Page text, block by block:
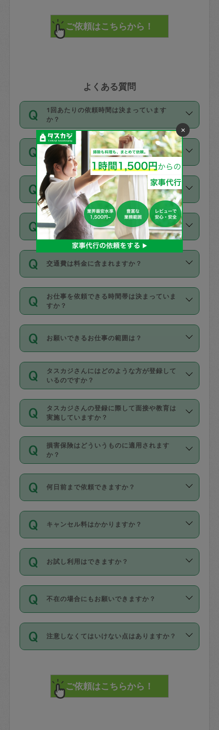
よくある質問
1回あたりの依頼時間は決まっています
か？
依頼1回につき3時間固定です。3時間を
超えて依頼したい場合は、延長機能をご
利用ください。機能をご利用いただくに
は、タスカジさんに事前に相談し、合意
の上事前申請することが必要です。な
お、3時間を下回っても、値引き等はござ
いません。
価格はどうやって決まっていますか？
11種類の価格帯の中からタスカジさん自
身が価格を選んで設定しています。
タスカジさんの価格設定には最初は制限
があり、レビュー件数、レビューの平均
値、などで除々に設定可能な最高額が上
がっていく仕組みになっています。
支払い方法を教えてください
お支払方法はクレジットカード（Visa／
Master／JCB／AMERICAN EXPRESS／
Diners Club）のみとなります。
カード情報のご登録は、依頼リクエスト
を行う際にご入力ください。プロフィー
ル登録時にはご入力いただかなくても大
丈夫です。
デビットカード・プリペイドカード（Vプ
リカ、au WALLETなど）は支払にはご利
銀行振込や現金払いも対応していませ
なお、タスカジさんの交通費も、依頼料
金のご請求と合わせてお支払いとなりま
動計算で表示されます。
同じタスカジさんに定期的にお願いする場
合はお得になる？
依頼には「スポット」と「定期（毎週｜
隔週）」があり、「定期」の依頼は「ス
ポット」よりお得な料金でご利用できま
す。
定期の最低利用回数は設けていない代わ
りに、一定数を超えたキャンセルは有償
（例：毎週定期の場合は３回以上のキャ
ンセルが有償（1200円、隔週定期の場合
は２回以上のキャンセルが有償（1200
交通費は料金に含まれますか？
交通費は依頼料金とは別途発生し、依頼
料金のご請求と合わせてお支払いとなり
ます。交通費の金額は「依頼の詳細」に
お仕事を依頼できる時間帯は決まっていま
すか？
時間帯は3種類あります。いずれも１回あ
たり３時間です。
・ＡＭ ９時～１２時
・ＰＭ １３時～１６時
・夜 １８時～２１時
開始時間を２時間前後変更することが可
能です。依頼送信後、個別にタスカジさ
んにメッセージを送り調整してくださ
い。ただし、２時間を越えての調整はで
時間も被らない場合、損害保険の対象外
お願いできるお仕事の範囲は？
掃除、整理収納、洗濯、買い物、料理、
作り置きです。タスカジさんによってで
きる仕事の範囲が異なりますので、依頼
する前にタスカジさんのプロフィールで
確認してください。
基本的に、高所での作業や危険作業、屋
外での作業は対象外です。
タスカジさんにはどのような方が登録して
いるのですか？
主婦として長年の家事経験をお持ちの
方、栄養士・調理師といった資格者で保
育園や学校の給食やレストランで料理関
係の専門職に従事されていた方、日本で
すでにハウスキーパーや英語の先生とし
てお仕事をしているフィリピン出身の
社員など様々なバックグラウンドの方が
登録しています。
日本語も話せる方など様々です。
ールに記載していますので、各自の得意
を依頼してください。
タスカジさんの登録に際して面接や教育は
実施していますか？
応募の際に、各自事務局との面接と説明
を行っています。その後、身分証明書の
写真提出をしていただいています。外国
確認しています。タスカジさんトレーニ
ング動画を使ったセルフトレーニングの
現場トライアルを受け、合格したタスカ
ジさんが活動されています。
※テストセンターの講評は１件目のレビュ
参考
【詳細】タスカジさんの登録に際
損害保険はどういうものに適用されます
か？
依頼者とタスカジさんとの間でタスカジ
を通して成立した作業時間内での作業に
適用されます。作業範囲は、掃除、洗
です。作業中に物を壊したり、人にけが
をさせたりした場合が対象で、補償金額
す。
写真を撮り、
詳細FAQ：
損害賠償保険について教えて
何日前まで依頼できますか？
ご依頼は、現在を起点に3日後（72時間
以降）の日時から受付可能となっていま
す。
タスカジさんへ「募集」をかけることが
可能です。
キャンセル料はかかりますか？
キャンセル料には、以下の2種類がありま
す。
1. 直前キャンセル（定期、スポット契約
共通）
72時間を超える※と、以下のキャンセル
料が発生します。
直前キャンセル料：
72時間前〜24時間前＝依頼料金の50%
お試し利用はできますか？
「お試し利用」というメニューはありま
せんが、「一回のみ」依頼を活用するこ
とによって、気に入ったタスカジさんを
まず、条件の合う気になるタスカジさ
みてください。
その後、一番気に入ったタスカジさんに
不在の場合にもお願いできますか？
不在の場合の作業はタスカジさんの同意
が必要です。数回の依頼ののち、タスカ
ジさんと依頼者の間で十分な信頼関係が
てください。
不在時に部屋に入るためにタスカジさん
注意しなくてはいけない点はありますか？
で、必ず鍵のかかるロッカーや金庫に入
れて依頼者の責任の元管理するよう心掛
けてください。
×